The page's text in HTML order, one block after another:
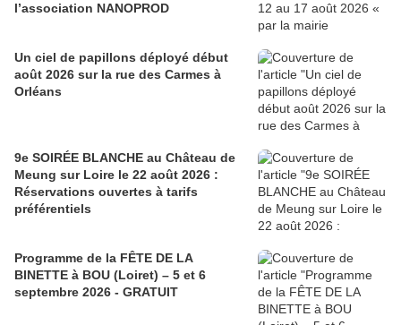
l’association NANOPROD
Un ciel de papillons déployé début
août 2026 sur la rue des Carmes à
Orléans
9e SOIRÉE BLANCHE au Château de
Meung sur Loire le 22 août 2026 :
Réservations ouvertes à tarifs
préférentiels
Programme de la FÊTE DE LA
BINETTE à BOU (Loiret) – 5 et 6
septembre 2026 - GRATUIT